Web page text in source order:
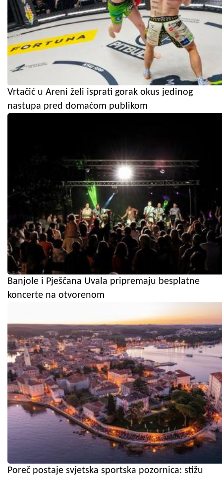
Vrtačić u Areni želi isprati gorak okus jedinog
nastupa pred domaćom publikom
Banjole i Pješčana Uvala pripremaju besplatne
koncerte na otvorenom
Poreč postaje svjetska sportska pozornica: stižu